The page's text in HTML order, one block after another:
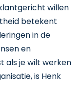
willen
betekent
in de
en
als je wilt werken
is Henk